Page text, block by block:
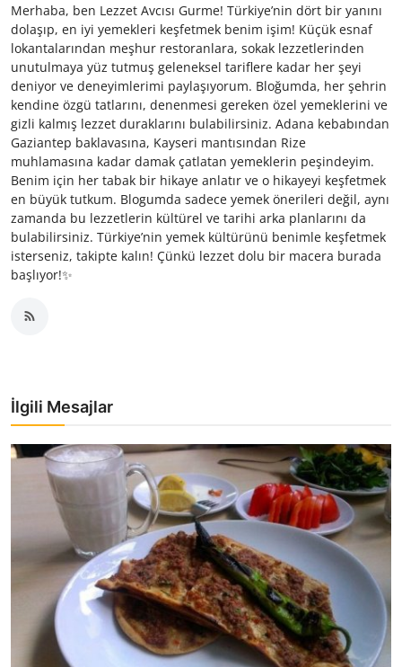
Merhaba, ben Lezzet Avcısı Gurme! Türkiye’nin dört bir yanını
dolaşıp, en iyi yemekleri keşfetmek benim işim! Küçük esnaf
lokantalarından meşhur restoranlara, sokak lezzetlerinden
unutulmaya yüz tutmuş geleneksel tariflere kadar her şeyi
deniyor ve deneyimlerimi paylaşıyorum. Bloğumda, her şehrin
kendine özgü tatlarını, denenmesi gereken özel yemeklerini ve
gizli kalmış lezzet duraklarını bulabilirsiniz. Adana kebabından
Gaziantep baklavasına, Kayseri mantısından Rize
muhlamasına kadar damak çatlatan yemeklerin peşindeyim.
Benim için her tabak bir hikaye anlatır ve o hikayeyi keşfetmek
en büyük tutkum. Blogumda sadece yemek önerileri değil, aynı
zamanda bu lezzetlerin kültürel ve tarihi arka planlarını da
bulabilirsiniz. Türkiye’nin yemek kültürünü benimle keşfetmek
isterseniz, takipte kalın! Çünkü lezzet dolu bir macera burada
başlıyor!✨
İlgili Mesajlar